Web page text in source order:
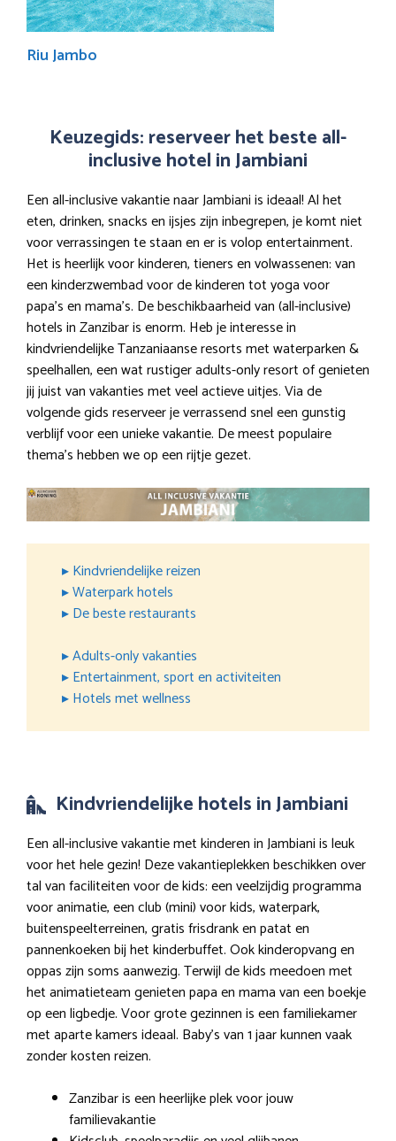
Riu Jambo
Keuzegids: reserveer het beste all-
inclusive hotel in Jambiani
Een all-inclusive vakantie naar Jambiani is ideaal! Al het
eten, drinken, snacks en ijsjes zijn inbegrepen, je komt niet
voor verrassingen te staan en er is volop entertainment.
Het is heerlijk voor kinderen, tieners en volwassenen: van
een kinderzwembad voor de kinderen tot yoga voor
papa’s en mama’s. De beschikbaarheid van (all-inclusive)
hotels in Zanzibar is enorm. Heb je interesse in
kindvriendelijke Tanzaniaanse resorts met waterparken &
speelhallen, een wat rustiger adults-only resort of genieten
jij juist van vakanties met veel actieve uitjes. Via de
volgende gids reserveer je verrassend snel een gunstig
verblijf voor een unieke vakantie. De meest populaire
thema’s hebben we op een rijtje gezet.
▸ Kindvriendelijke reizen
▸ Waterpark hotels
▸ De beste restaurants
▸ Adults-only vakanties
▸ Entertainment, sport en activiteiten
▸ Hotels met wellness
Kindvriendelijke hotels in Jambiani
Een all-inclusive vakantie met kinderen in Jambiani is leuk
voor het hele gezin! Deze vakantieplekken beschikken over
tal van faciliteiten voor de kids: een veelzijdig programma
voor animatie, een club (mini) voor kids, waterpark,
buitenspeelterreinen, gratis frisdrank en patat en
pannenkoeken bij het kinderbuffet. Ook kinderopvang en
oppas zijn soms aanwezig. Terwijl de kids meedoen met
het animatieteam genieten papa en mama van een boekje
op een ligbedje. Voor grote gezinnen is een familiekamer
met aparte kamers ideaal. Baby’s van 1 jaar kunnen vaak
zonder kosten reizen.
Zanzibar is een heerlijke plek voor jouw
familievakantie